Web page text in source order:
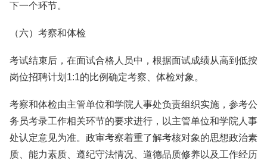
下一个环节。
（六）考察和体检
考试结束后，在面试合格人员中，根据面试成绩从高到低按
岗位招聘计划1:1的比例确定考察、体检对象。
考察和体检由主管单位和学院人事处负责组织实施，参考公
务员考录工作相关环节的要求进行，以主管单位和学院人事
处认定意见为准。政审考察着重了解考核对象的思想政治素
质、能力素质、遵纪守法情况、道德品质修养以及工作经历